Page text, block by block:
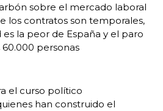
sobre el mercado laboral
los contratos son temporales,
es la peor de España y el paro
personas
el curso político
han construido el